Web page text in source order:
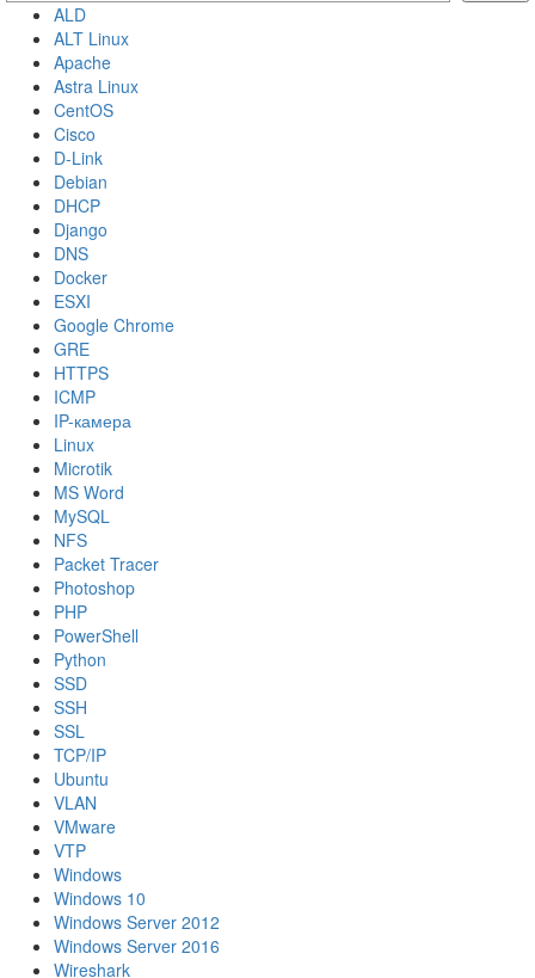
ALD
ALT Linux
Apache
Astra Linux
CentOS
Cisco
D-Link
Debian
DHCP
Django
DNS
Docker
ESXI
Google Chrome
GRE
HTTPS
ICMP
IP-камера
Linux
Microtik
MS Word
MySQL
NFS
Packet Tracer
Photoshop
PHP
PowerShell
Python
SSD
SSH
SSL
TCP/IP
Ubuntu
VLAN
VMware
VTP
Windows
Windows 10
Windows Server 2012
Windows Server 2016
Wireshark